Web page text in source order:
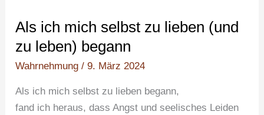
Als ich mich selbst zu lieben (und
zu leben) begann
Wahrnehmung /9. März 2024
Als ich mich selbst zu lieben begann,
fand ich heraus, dass Angst und seelisches Leiden
mich
selbst
(und
zu